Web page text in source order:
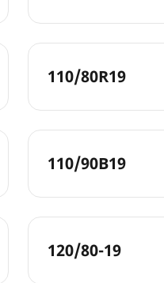
110/80R19
110/90B19
120/80-19